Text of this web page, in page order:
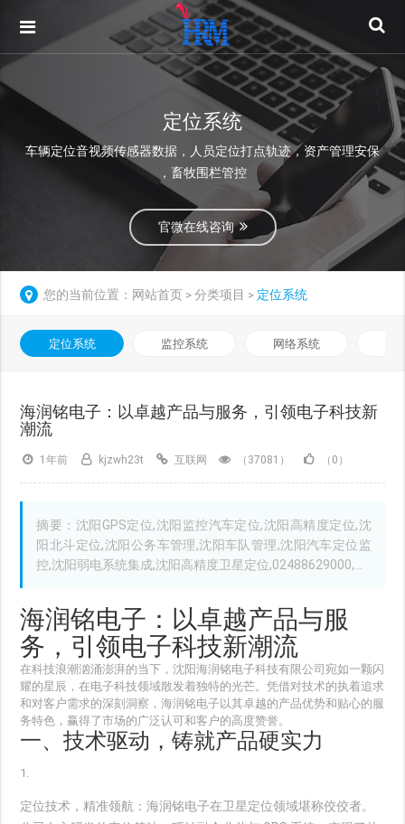
定位系统
车辆定位音视频传感器数据，人员定位打点轨迹，资产管理安保
，畜牧围栏管控
官微在线咨询
您的当前位置： 网站首页 >分类项目 > 定位系统
定位系统 监控系统 网络系统
海润铭电子：以卓越产品与服务，引领电子科技新
潮流
1年前 kjzwh23t 互联网 （37081） （0）
摘要：沈阳GPS定位,沈阳监控汽车定位,沈阳高精度定位,沈
阳北斗定位,沈阳公务车管理,沈阳车队管理,沈阳汽车定位监
控,沈阳弱电系统集成,沈阳高精度卫星定位,02488629000,...
海润铭电子：以卓越产品与服
务，引领电子科技新潮流
在科技浪潮汹涌澎湃的当下，沈阳海润铭电子科技有限公司宛如一颗闪
耀的星辰，在电子科技领域散发着独特的光芒。凭借对技术的执着追求
和对客户需求的深刻洞察，海润铭电子以其卓越的产品优势和贴心的服
务特色，赢得了市场的广泛认可和客户的高度赞誉。
一、技术驱动，铸就产品硬实力
定位技术，精准领航 ：海润铭电子在卫星定位领域堪称佼佼者。